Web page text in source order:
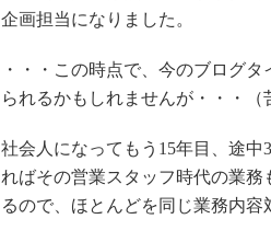
企画担当になりました。
・・・この時点で、今のブログ
られるかもしれませんが・・・（
社会人になってもう15年目、途
ればその営業スタッフ時代の業
るので、ほとんどを同じ業務内容